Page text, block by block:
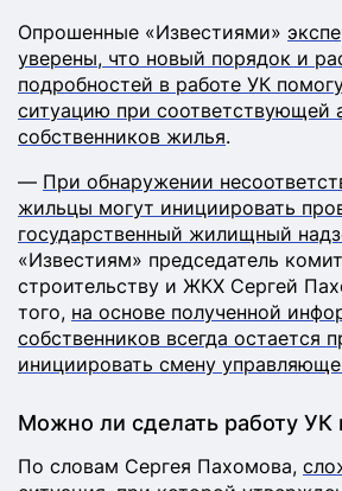
Опрошенные «Известиями»
уверены, что новый порядок и
подробностей в работе УК
ситуацию при соответствующей
собственников жилья.
— При обнаружении
жильцы могут инициировать
государственный жилищный
«Известиям» председатель
строительству и ЖКХ Сергей
того, на основе полученной
собственников всегда остается
инициировать смену
Можно ли сделать работу УК
По словам Сергея Пахомова,